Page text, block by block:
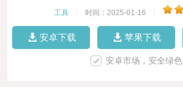
工具 时间：2025-01-16
安卓下载 苹果下载
安卓市场，安全绿色